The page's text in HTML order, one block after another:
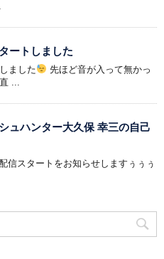
ートしました
ました
先ほど音が入って無かっ
...
ュハンター大久保 幸三の自己
信スタートをお知らせしますぅぅぅ